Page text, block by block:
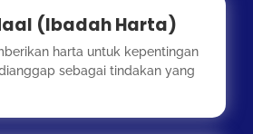
(Ibadah Harta)
harta untuk kepentingan
sebagai tindakan yang